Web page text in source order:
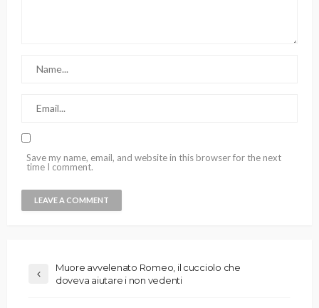
Save my name, email, and website in this browser for the next
time I comment.
Muore avvelenato Romeo, il cucciolo che
doveva aiutare i non vedenti